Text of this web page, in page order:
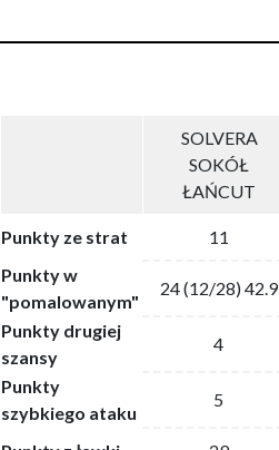
SOLVERA
SOKÓŁ
ŁAŃCUT
Punkty ze strat 11
Punkty w
"pomalowanym"
24 (12/28) 42.9
Punkty drugiej
szansy
4
Punkty
szybkiego ataku
5